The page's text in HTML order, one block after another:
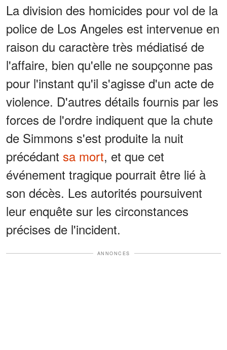
La division des homicides pour vol de la
police de Los Angeles est intervenue en
raison du caractère très médiatisé de
l'affaire, bien qu'elle ne soupçonne pas
pour l'instant qu'il s'agisse d'un acte de
violence. D'autres détails fournis par les
forces de l'ordre indiquent que la chute
de Simmons s'est produite la nuit
précédant sa mort, et que cet
événement tragique pourrait être lié à
son décès. Les autorités poursuivent
leur enquête sur les circonstances
précises de l'incident.
ANNONCES